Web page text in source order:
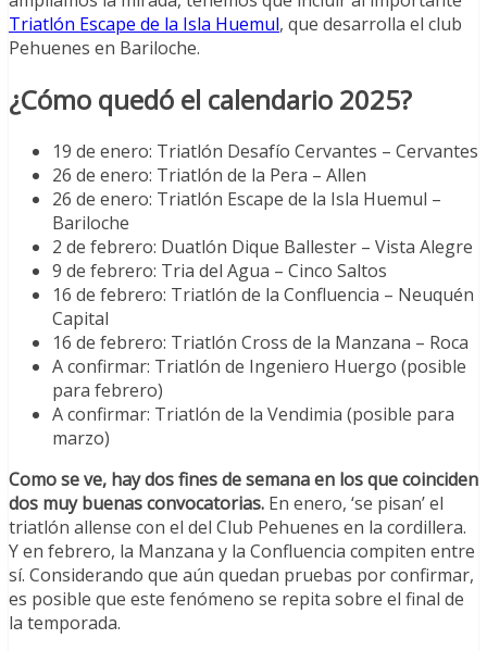
Triatlón Escape de la Isla Huemul, que desarrolla el club
Pehuenes en Bariloche.
¿Cómo quedó el calendario 2025?
19 de enero: Triatlón Desafío Cervantes – Cervantes
26 de enero: Triatlón de la Pera – Allen
26 de enero: Triatlón Escape de la Isla Huemul –
Bariloche
2 de febrero: Duatlón Dique Ballester – Vista Alegre
9 de febrero: Tria del Agua – Cinco Saltos
16 de febrero: Triatlón de la Confluencia – Neuquén
Capital
16 de febrero: Triatlón Cross de la Manzana – Roca
A confirmar: Triatlón de Ingeniero Huergo (posible
para febrero)
A confirmar: Triatlón de la Vendimia (posible para
marzo)
Como se ve, hay dos fines de semana en los que coinciden
dos muy buenas convocatorias. En enero, ‘se pisan’ el
triatlón allense con el del Club Pehuenes en la cordillera.
Y en febrero, la Manzana y la Confluencia compiten entre
sí. Considerando que aún quedan pruebas por confirmar,
es posible que este fenómeno se repita sobre el final de
la temporada.